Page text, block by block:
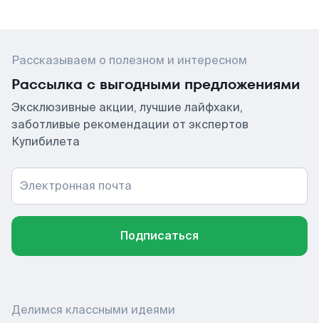
Рассказываем о полезном и интересном
Рассылка с выгодными предложениями
Эксклюзивные акции, лучшие лайфхаки,
заботливые рекомендации от экспертов
Купибилета
Электронная почта
Подписаться
Делимся классными идеями